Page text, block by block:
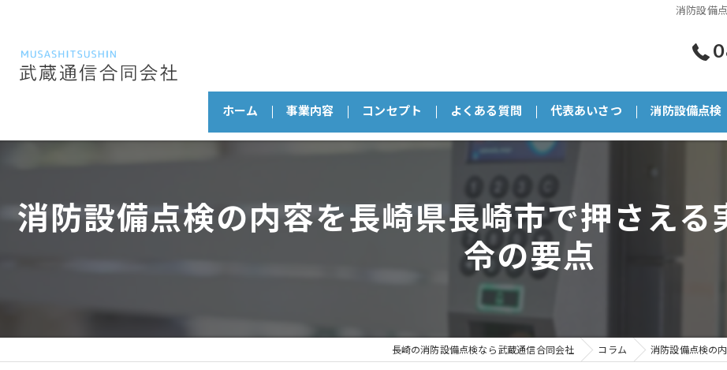
消防設備
ホーム 事業内容 コンセプト よくある質問 代表あいさつ 消防設備点検
消防設備点検の内容を長崎県長崎市で押さえ
令の要点
長崎の消防設備点検なら武蔵通信合同会社 コラム 消防設備点検の